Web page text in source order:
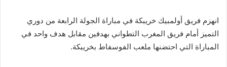
انهزم فريق أولمبيك خريبكة في مباراة الجولة الرابعة من دوري
التميز أمام فريق المغرب التطواني بهدفين مقابل هدف واحد في
المباراة التي احتضنها ملعب الفوسفاط بخريبكة.